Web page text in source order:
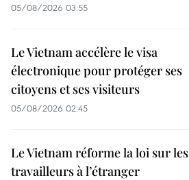
05/08/2026 03:55
Le Vietnam accélère le visa
électronique pour protéger ses
citoyens et ses visiteurs
05/08/2026 02:45
Le Vietnam réforme la loi sur les
travailleurs à l’étranger